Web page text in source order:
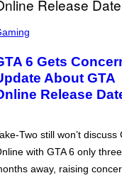
6 Gets
About GTA
Release
Two still won’t discuss
with GTA 6 only three
away, raising